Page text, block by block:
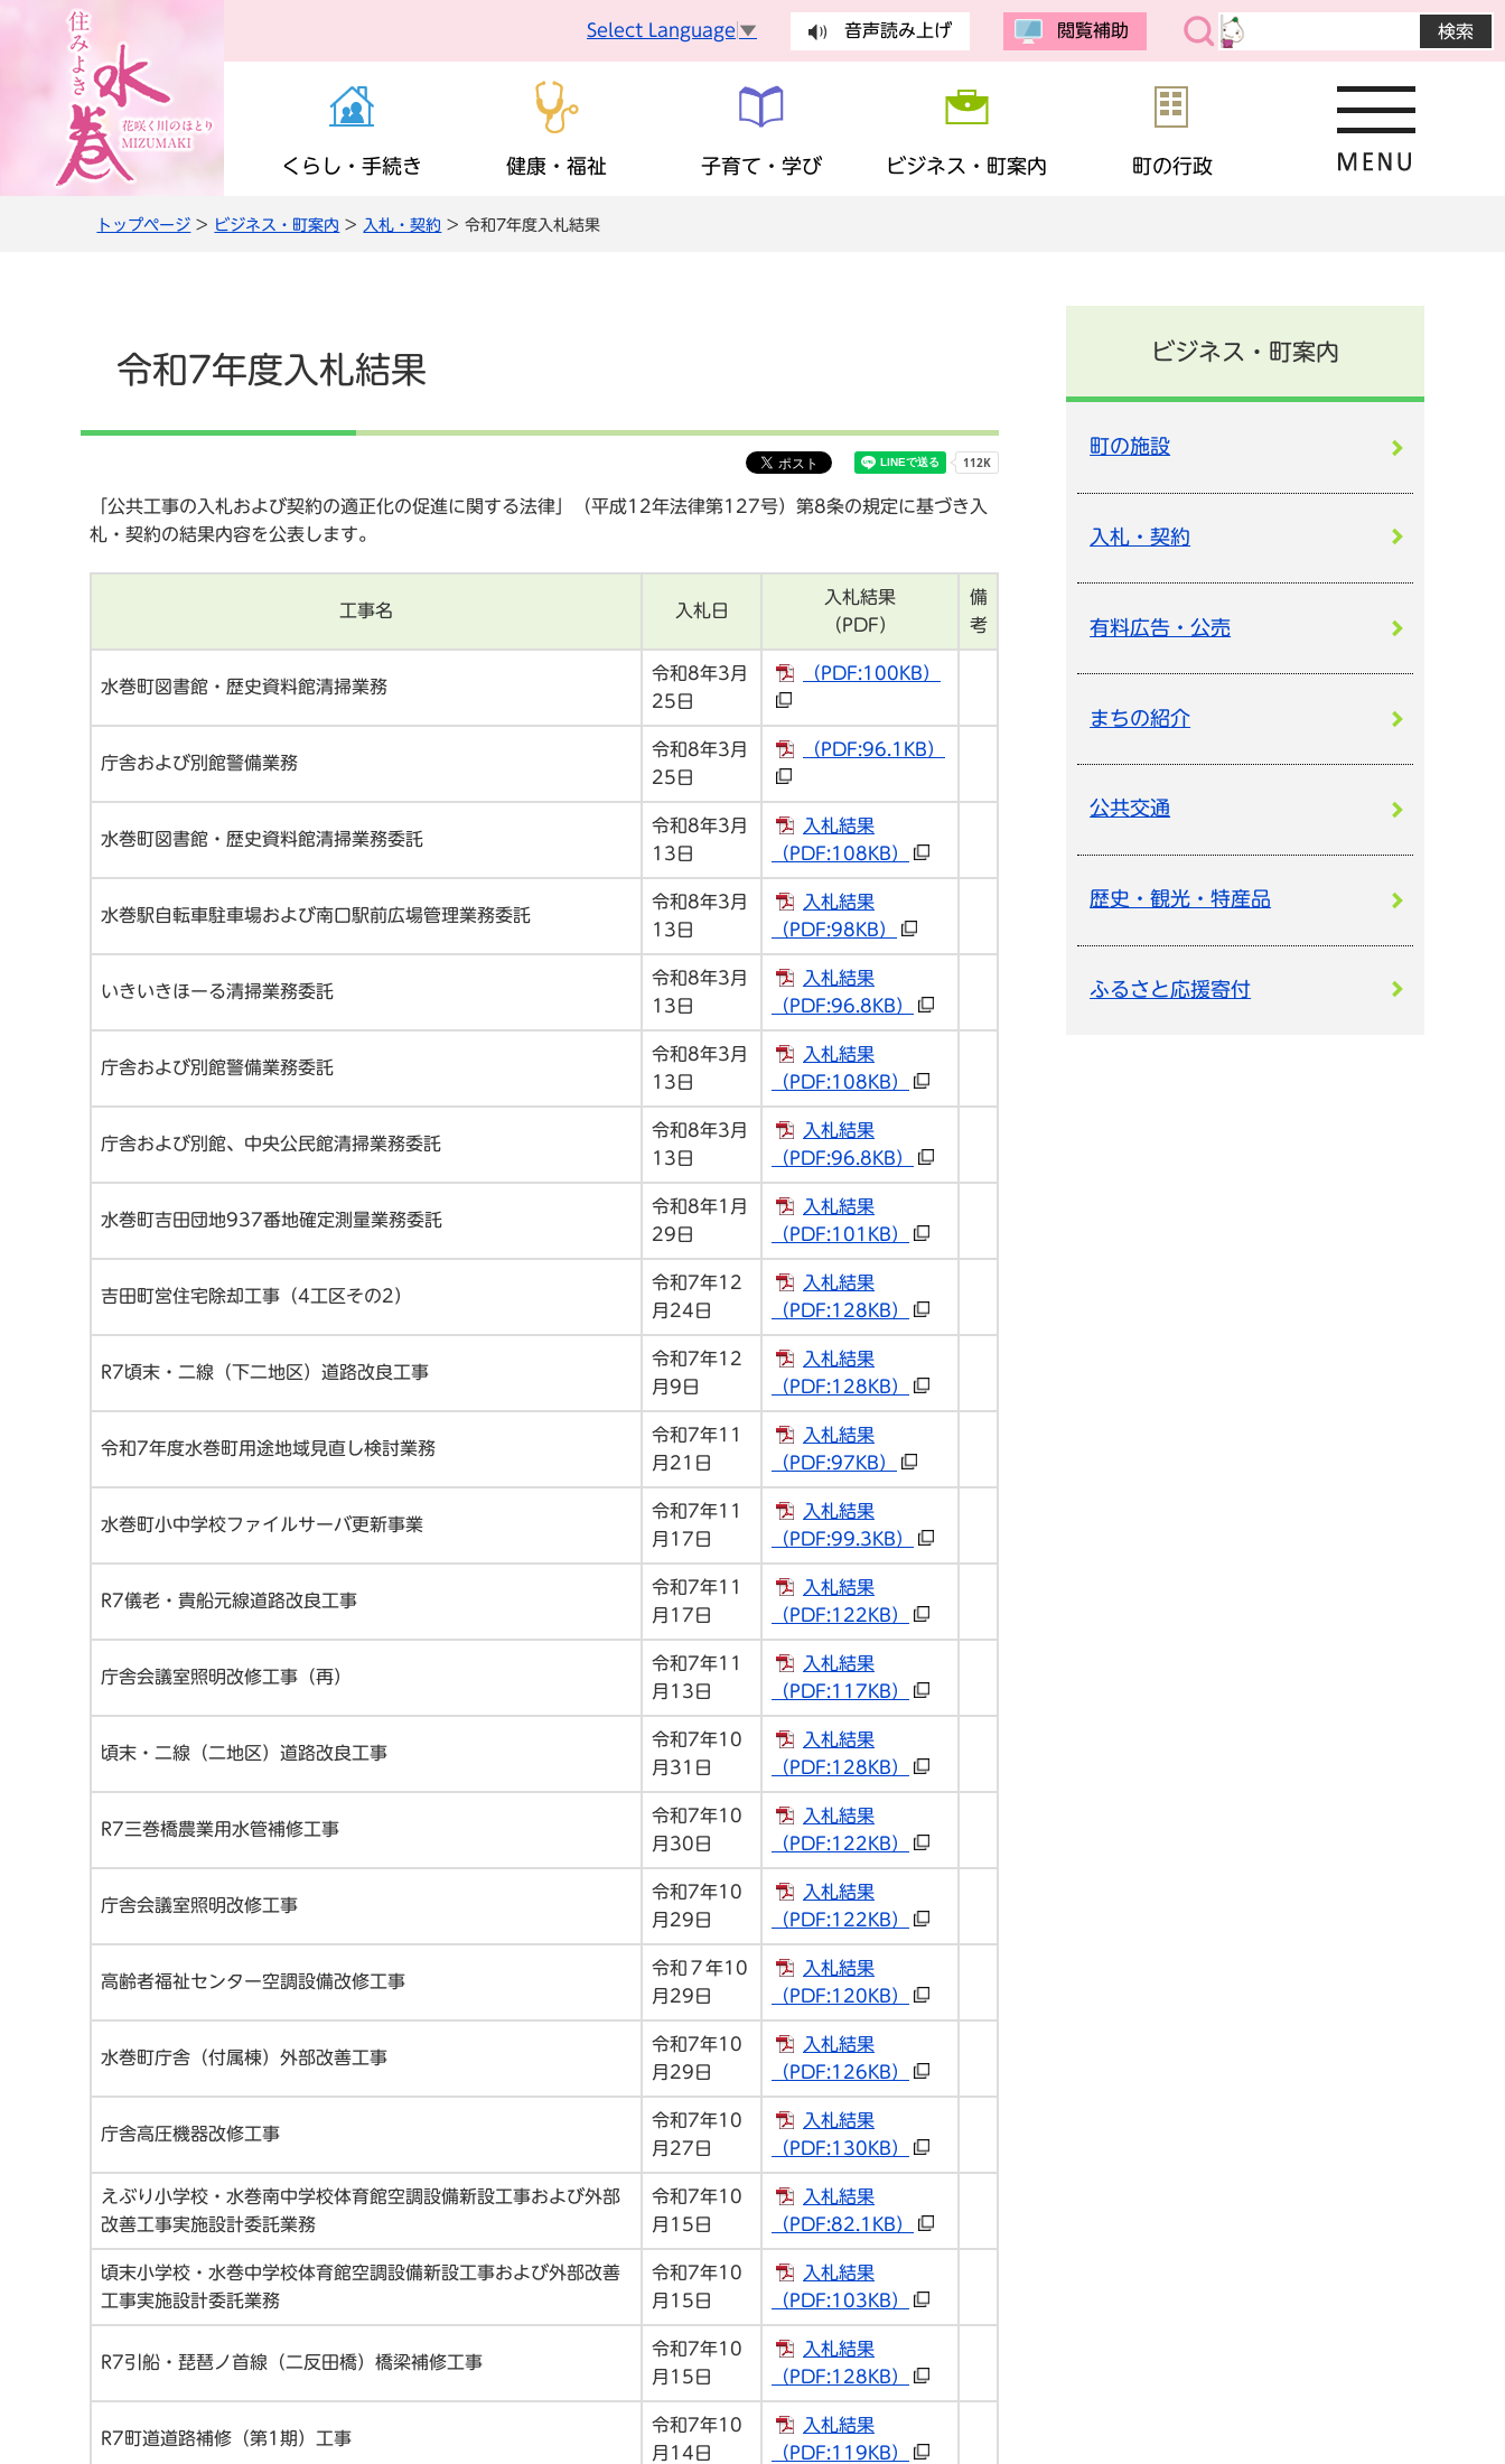
Select Language ▼ 音声読み上げ 閲覧補助
くらし・手続き
上下水道 住宅
農商工・就労 安全・安心 地域活動・男女共同参画 申請書ダウンロード
健康・福祉 子育て・学び ビジネス・町案内 町の行政
トップページ > ビジネス・町案内 > 入札・契約 > 令和7年度入札結果
令和7年度入札結果
「公共工事の入札および契約の適正化の促進に関する法律」（平成12年法律第127号）第8条の規定に基づき入
札・契約の結果内容を公表します。
工事名 入札日
入札結果
（PDF）
備
考
水巻町図書館・歴史資料館清掃業務
令和8年3月
25日
（PDF:100KB）
庁舎および別館警備業務
令和8年3月
25日
（PDF:96.1KB）
水巻町図書館・歴史資料館清掃業務委託
令和8年3月
13日
入札結果
（PDF:108KB）
水巻駅自転車駐車場および南口駅前広場管理業務委託
令和8年3月
13日
入札結果
（PDF:98KB）
いきいきほーる清掃業務委託
令和8年3月
13日
入札結果
（PDF:96.8KB）
庁舎および別館警備業務委託
令和8年3月
13日
入札結果
（PDF:108KB）
庁舎および別館、中央公民館清掃業務委託
令和8年3月
13日
入札結果
（PDF:96.8KB）
水巻町吉田団地937番地確定測量業務委託
令和8年1月
29日
入札結果
（PDF:101KB）
吉田町営住宅除却工事（4工区その2）
令和7年12
月24日
入札結果
（PDF:128KB）
R7頃末・二線（下二地区）道路改良工事
令和7年12
月9日
入札結果
（PDF:128KB）
令和7年度水巻町用途地域見直し検討業務
令和7年11
月21日
入札結果
（PDF:97KB）
水巻町小中学校ファイルサーバ更新事業
令和7年11
月17日
入札結果
（PDF:99.3KB）
R7儀老・貴船元線道路改良工事
令和7年11
月17日
入札結果
（PDF:122KB）
庁舎会議室照明改修工事（再）
令和7年11
月13日
入札結果
（PDF:117KB）
頃末・二線（二地区）道路改良工事
令和7年10
月31日
入札結果
（PDF:128KB）
R7三巻橋農業用水管補修工事
令和7年10
月30日
入札結果
（PDF:122KB）
庁舎会議室照明改修工事
令和7年10
月29日
入札結果
（PDF:122KB）
高齢者福祉センター空調設備改修工事
令和７年10
月29日
入札結果
（PDF:120KB）
水巻町庁舎（付属棟）外部改善工事
令和7年10
月29日
入札結果
（PDF:126KB）
庁舎高圧機器改修工事
令和7年10
月27日
入札結果
（PDF:130KB）
えぶり小学校・水巻南中学校体育館空調設備新設工事および外部
改善工事実施設計委託業務
令和7年10
月15日
入札結果
（PDF:82.1KB）
頃末小学校・水巻中学校体育館空調設備新設工事および外部改善
工事実施設計委託業務
令和7年10
月15日
入札結果
（PDF:103KB）
R7引船・琵琶ノ首線（二反田橋）橋梁補修工事
令和7年10
月15日
入札結果
（PDF:128KB）
R7町道道路補修（第1期）工事
令和7年10
月14日
入札結果
（PDF:119KB）
ビジネス・町案内
町の施設
入札・契約
有料広告・公売
まちの紹介
公共交通
歴史・観光・特産品
ふるさと応援寄付